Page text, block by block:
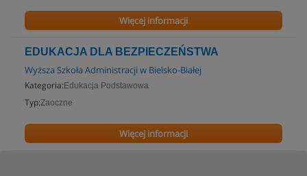
Więcej informacji
EDUKACJA DLA BEZPIECZEŃSTWA
Wyższa Szkoła Administracji w Bielsko-Białej
Kategoria: Edukacja Podstawowa
Typ:Zaoczne
Więcej informacji